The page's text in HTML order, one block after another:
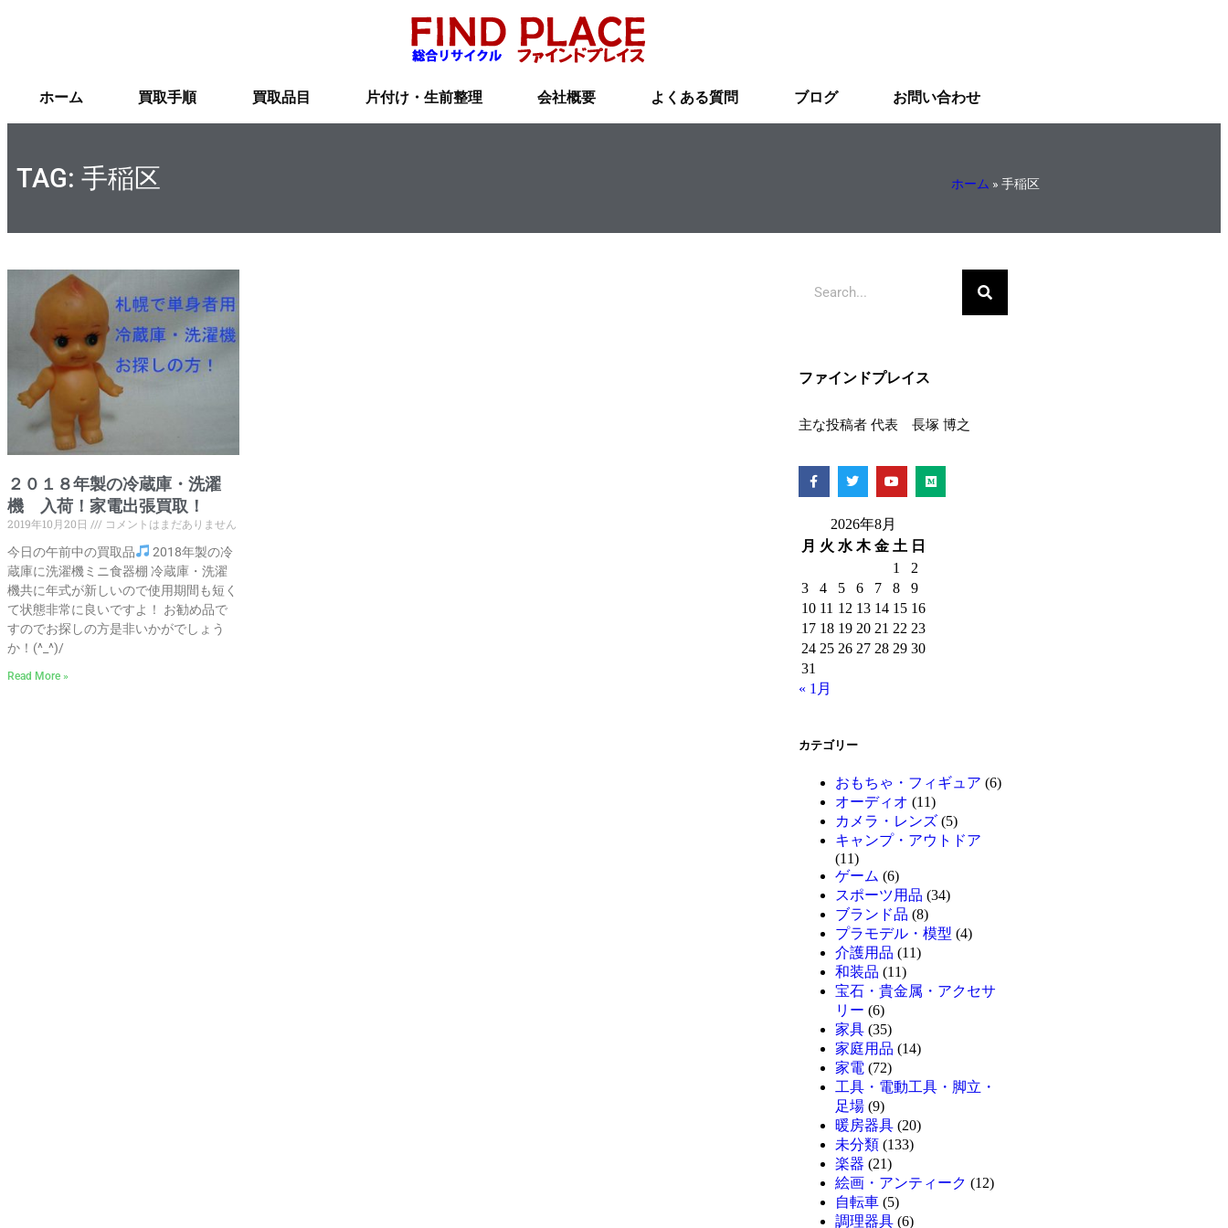
ホーム 買取手順 買取品目 片付け・生前整理 会社概要 よくある質問 ブログ お問い合わせ
TAG: 手稲区 ホーム » 手稲区
２０１８年製の冷蔵庫・洗濯
機 入荷！家電出張買取！
2019年10月20日
コメントはまだありません
今日の午前中の買取品
2018年製の冷
蔵庫に洗濯機ミニ食器棚 冷蔵庫・洗濯
機共に年式が新しいので使用期間も短く
て状態非常に良いですよ！ お勧め品で
すのでお探しの方是非いかがでしょう
か！(^_^)/
Read More »
ファインドプレイス
主な投稿者 代表 長塚 博之
2026年8月
月 火 水 木 金 土 日
1
2
3
4 5 6 7 8
9
10 11 12 13 14 15 16
17 18 19 20 21 22 23
24 25 26 27 28 29 30
31
« 1月
カテゴリー
おもちゃ・フィギュア (6)
オーディオ (11)
カメラ・レンズ (5)
キャンプ・アウトドア
(11)
ゲーム (6)
スポーツ用品 (34)
ブランド品 (8)
プラモデル・模型 (4)
介護用品 (11)
和装品 (11)
宝石・貴金属・アクセサ
リー (6)
家具 (35)
家庭用品 (14)
家電 (72)
工具・電動工具・脚立・
足場 (9)
暖房器具 (20)
未分類 (133)
楽器 (21)
絵画・アンティーク (12)
自転車 (5)
調理器具 (6)